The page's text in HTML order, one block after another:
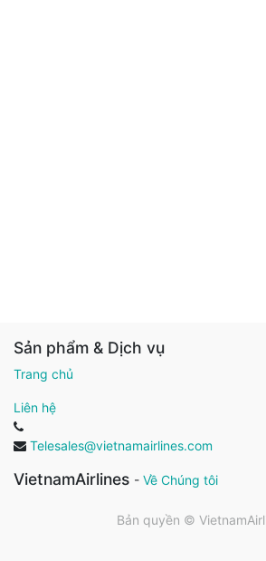
Sản phẩm & Dịch vụ
Trang chủ
Liên hệ
Telesales@vietnamairlines.com
VietnamAirlines - Về Chúng tôi
Bản quyền ©